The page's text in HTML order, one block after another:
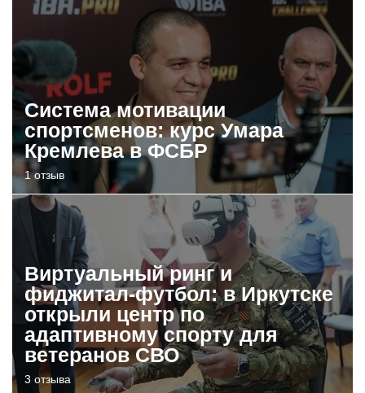
Система мотивации
спортсменов: курс Умара
Кремлева в ФСБР
1 отзыв
Виртуальный ринг и
фиджитал-футбол: в Иркутске
открыли центр по
адаптивному спорту для
ветеранов СВО
3 отзыва